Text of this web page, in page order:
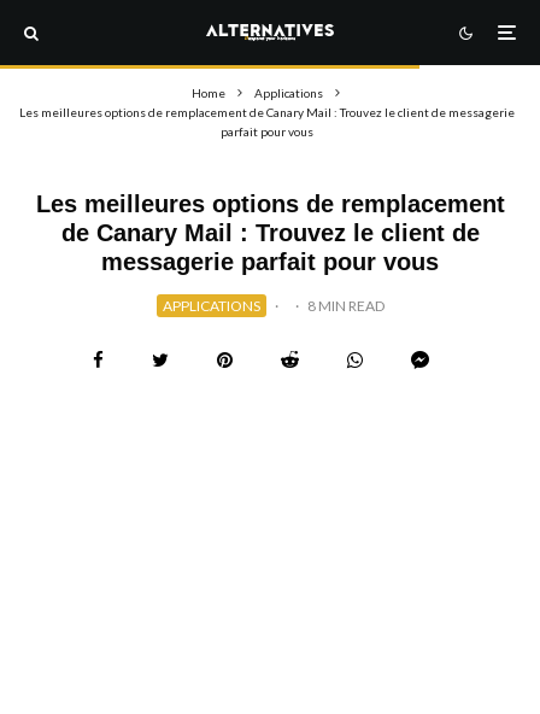
Home
Applications
Les meilleures options de remplacement de Canary Mail : Trouvez le client de messagerie
parfait pour vous
Les meilleures options de remplacement
de Canary Mail : Trouvez le client de
messagerie parfait pour vous
APPLICATIONS · · 8 MIN READ